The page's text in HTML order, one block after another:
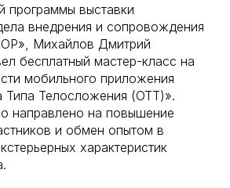
программы выставки
внедрения и сопровождения
Михайлов Дмитрий
бесплатный мастер-класс на
мобильного приложения
Типа Телосложения (ОТТ)».
направлено на повышение
и обмен опытом в
характеристик